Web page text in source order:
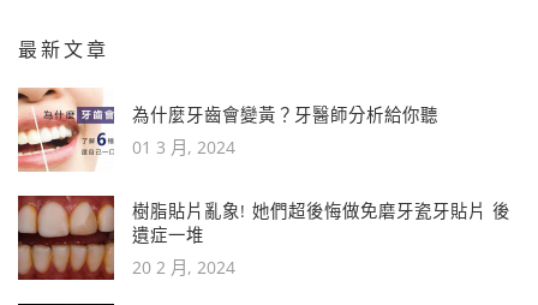
最新文章
為什麼牙齒會變黃？牙醫師分析給你聽
01 3 月, 2024
樹脂貼片亂象! 她們超後悔做免磨牙瓷牙貼片 後
遺症一堆
20 2 月, 2024